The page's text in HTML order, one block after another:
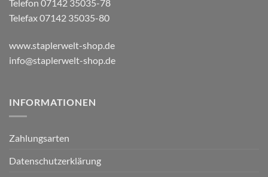
Telefon 07142 35035-78
Telefax 07142 35035-80
www.staplerwelt-shop.de
info@staplerwelt-shop.de
INFORMATIONEN
Zahlungsarten
Datenschutzerklärung